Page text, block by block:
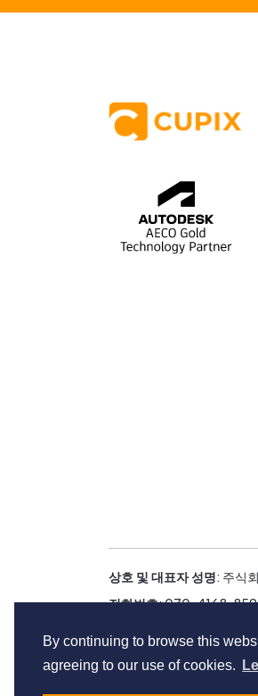
By continuing to browse this
agreeing to our use of cookies.
상호 및 대표자 성명: 주식
전화번호: 070-4168-
Copyright © Cupix Inc. All